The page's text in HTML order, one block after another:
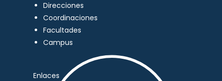
Direcciones
Coordinaciones
Facultades
Campus
Enlaces